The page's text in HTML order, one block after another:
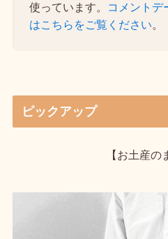
使っています。
コメントデ
はこちらをご覧ください。
ピックアップ
【お土産の